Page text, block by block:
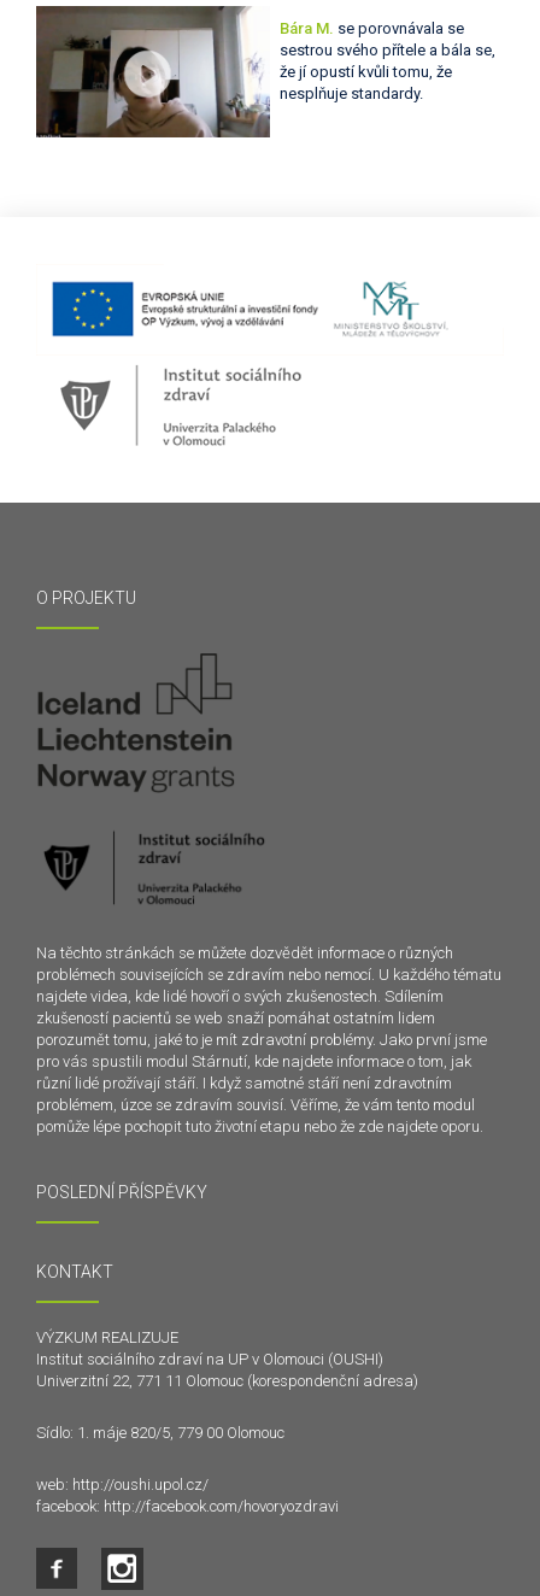
Bára M. se porovnávala se
sestrou svého přítele a bála se,
že jí opustí kvůli tomu, že
nesplňuje standardy.
O PROJEKTU
Na těchto stránkách se můžete dozvědět informace o různých
problémech souvisejících se zdravím nebo nemocí. U každého tématu
najdete videa, kde lidé hovoří o svých zkušenostech. Sdílením
zkušeností pacientů se web snaží pomáhat ostatním lidem
porozumět tomu, jaké to je mít zdravotní problémy. Jako první jsme
pro vás spustili modul Stárnutí, kde najdete informace o tom, jak
různí lidé prožívají stáří. I když samotné stáří není zdravotním
problémem, úzce se zdravím souvisí. Věříme, že vám tento modul
pomůže lépe pochopit tuto životní etapu nebo že zde najdete oporu.
POSLEDNÍ PŘÍSPĚVKY
KONTAKT
VÝZKUM REALIZUJE
Institut sociálního zdraví na UP v Olomouci (OUSHI)
Univerzitní 22, 771 11 Olomouc (korespondenční adresa)
Sídlo: 1. máje 820/5, 779 00 Olomouc
web: http://oushi.upol.cz/
facebook: http://facebook.com/hovoryozdravi